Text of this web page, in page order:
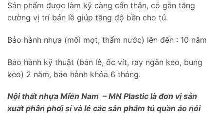
Sản phẩm được làm kỹ càng cẩn thận, có gắn tăng
cường vị trí bản lề giúp tăng độ bền cho tủ.
Bảo hành nhựa (mối mọt, thấm nước) lên đến : 10 năm
Bảo hành kỹ thuật (bản lề, ốc vít, ray ngăn kéo, bung
keo) 2 năm, bảo hành khóa 6 tháng.
Nội thất nhựa Miền Nam – MN Plastic là đơn vị sản
xuất phân phối sỉ và lẻ các sản phẩm tủ quần áo nói